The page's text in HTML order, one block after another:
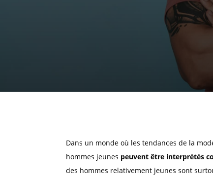
Dans un monde où les tendances de la
hommes jeunes peuvent être interprétés
des hommes relativement jeunes sont